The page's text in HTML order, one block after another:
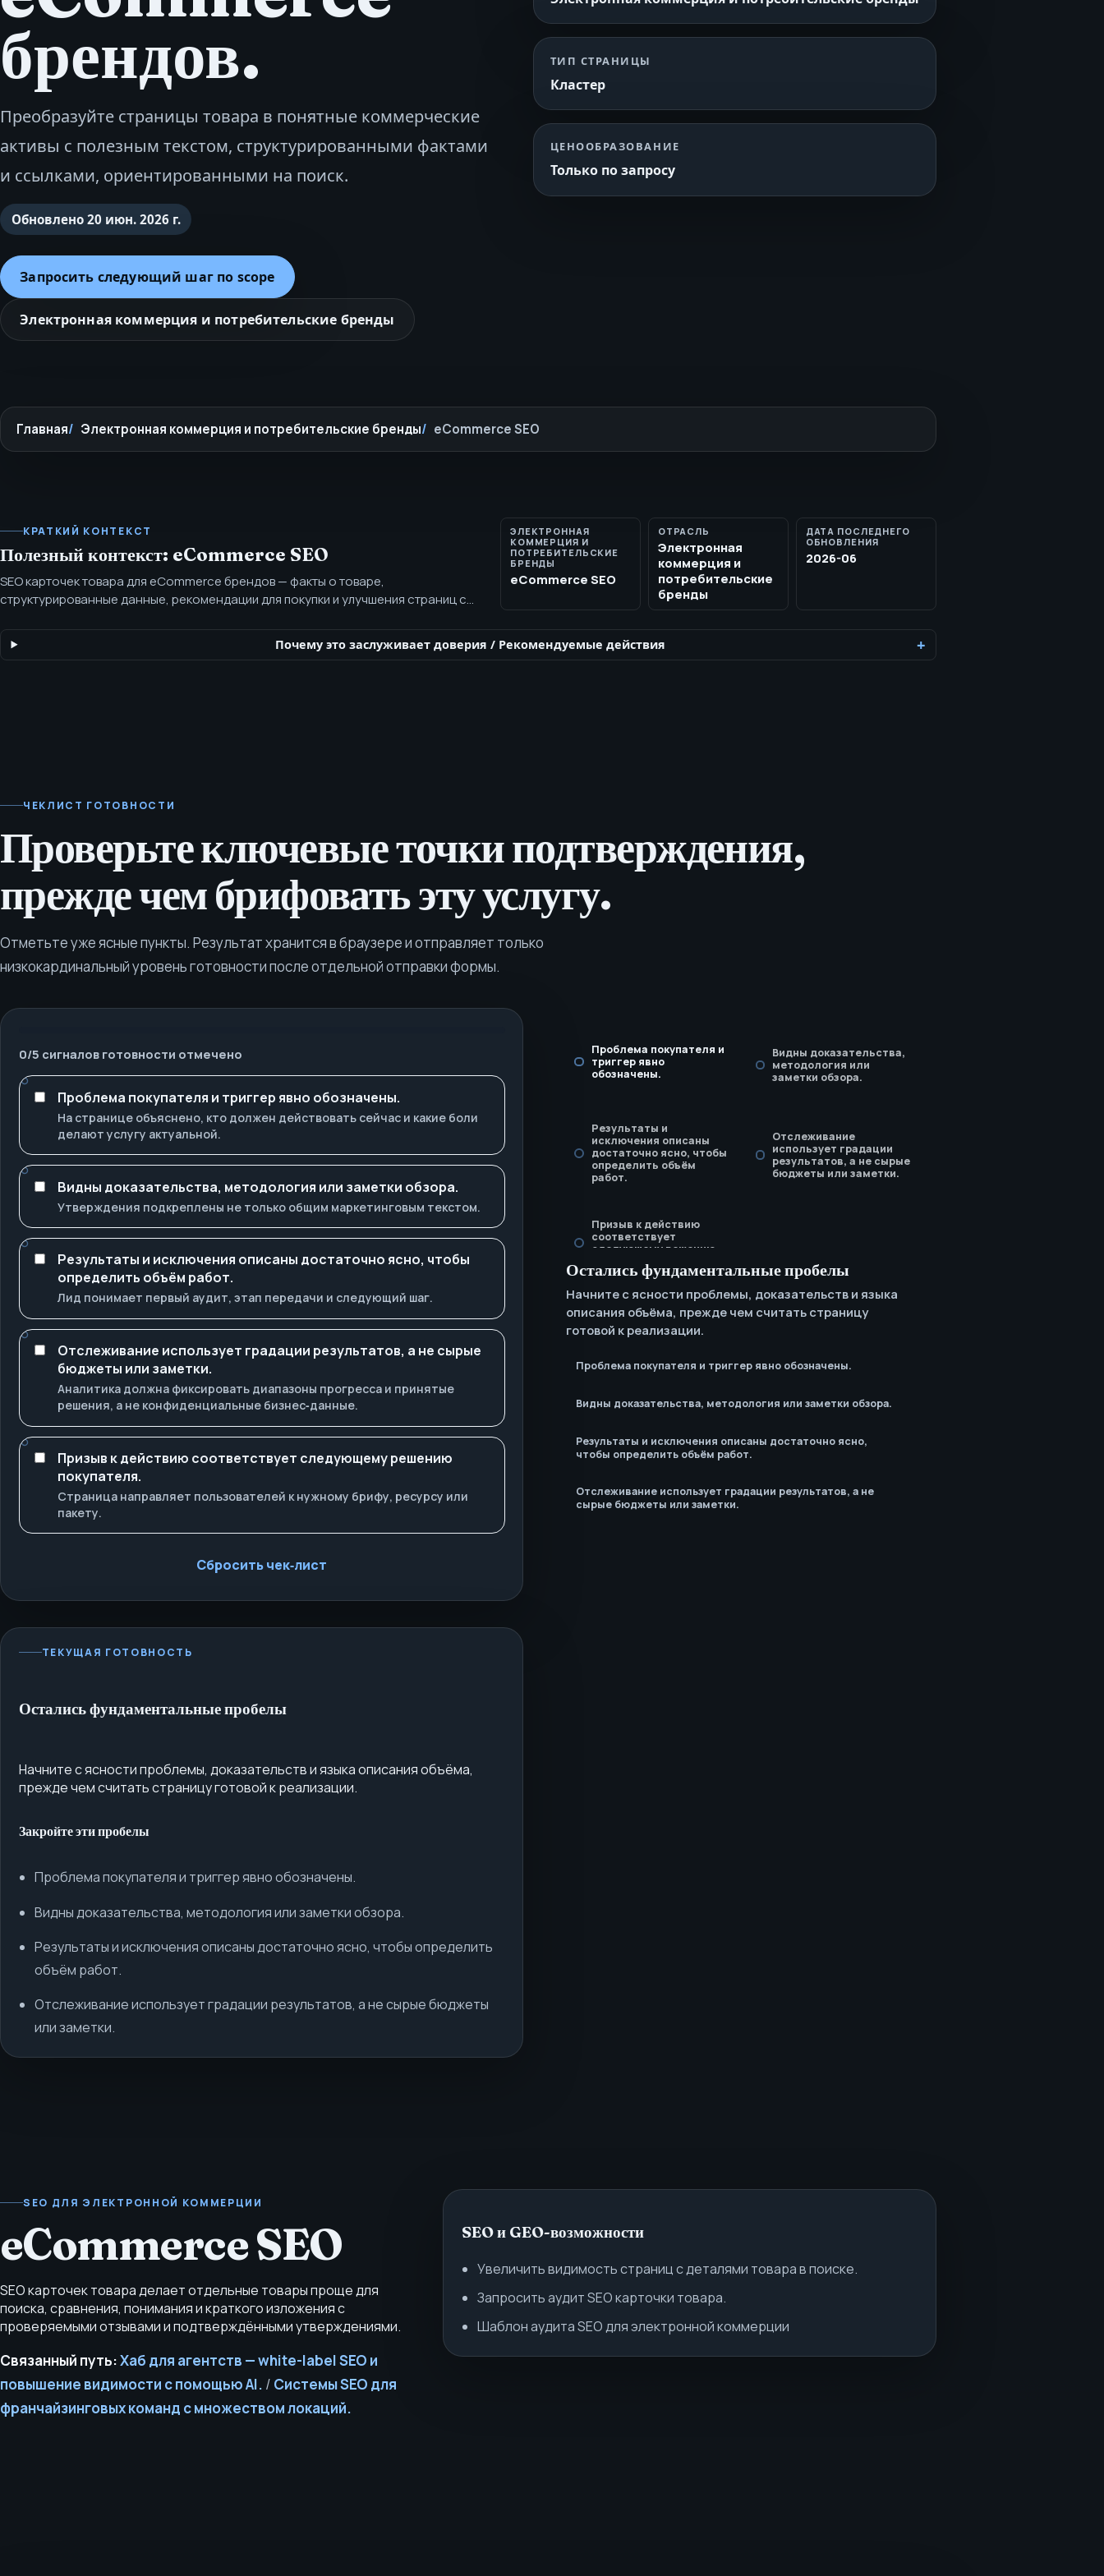
брендов.
Преобразуйте страницы товара в понятные коммерческие
активы с полезным текстом, структурированными фактами
и ссылками, ориентированными на поиск.
Обновлено 20 июн. 2026 г.
Запросить следующий шаг по scope
Электронная коммерция и потребительские бренды
ТИП СТРАНИЦЫ
Кластер
ЦЕНООБРАЗОВАНИЕ
Только по запросу
Главная Электронная коммерция и потребительские бренды eCommerce SEO
КРАТКИЙ КОНТЕКСТ
Полезный контекст: eCommerce SEO
SEO карточек товара для eCommerce брендов — факты о товаре,
структурированные данные, рекомендации для покупки и улучшения страниц с
поиска, сравнения, понимания и краткого изложения с проверяемыми отзывами
и подтверждёнными утверждениями.
ЭЛЕКТРОННАЯ
КОММЕРЦИЯ И
ПОТРЕБИТЕЛЬСКИЕ
БРЕНДЫ
eCommerce SEO
ОТРАСЛЬ
Электронная
коммерция и
потребительские
бренды
ДАТА ПОСЛЕДНЕГО
ОБНОВЛЕНИЯ
2026-06
Почему это заслуживает доверия / Рекомендуемые действия
ЧЕКЛИСТ ГОТОВНОСТИ
Проверьте ключевые точки подтверждения,
прежде чем брифовать эту услугу.
Отметьте уже ясные пункты. Результат хранится в браузере и отправляет только
низкокардинальный уровень готовности после отдельной отправки формы.
0/5 сигналов готовности отмечено
Проблема покупателя и триггер явно обозначены.
На странице объяснено, кто должен действовать сейчас и какие боли
делают услугу актуальной.
Видны доказательства, методология или заметки обзора.
Утверждения подкреплены не только общим маркетинговым текстом.
Результаты и исключения описаны достаточно ясно, чтобы
определить объём работ.
Лид понимает первый аудит, этап передачи и следующий шаг.
Отслеживание использует градации результатов, а не сырые
бюджеты или заметки.
Аналитика должна фиксировать диапазоны прогресса и принятые
решения, а не конфиденциальные бизнес‑данные.
Призыв к действию соответствует следующему решению
покупателя.
Страница направляет пользователей к нужному брифу, ресурсу или
пакету.
Сбросить чек‑лист
Проблема покупателя и
триггер явно
обозначены.
Видны доказательства,
методология или
заметки обзора.
Результаты и
исключения описаны
достаточно ясно, чтобы
определить объём
работ.
Отслеживание
использует градации
результатов, а не сырые
бюджеты или заметки.
Призыв к действию
соответствует
следующему решению
покупателя.
Остались фундаментальные пробелы
Начните с ясности проблемы, доказательств и языка
описания объёма, прежде чем считать страницу
готовой к реализации.
Проблема покупателя и триггер явно обозначены.
Видны доказательства, методология или заметки обзора.
Результаты и исключения описаны достаточно ясно,
чтобы определить объём работ.
Отслеживание использует градации результатов, а не
сырые бюджеты или заметки.
ТЕКУЩАЯ ГОТОВНОСТЬ
Остались фундаментальные пробелы
Начните с ясности проблемы, доказательств и языка описания объёма,
прежде чем считать страницу готовой к реализации.
Закройте эти пробелы
Проблема покупателя и триггер явно обозначены.
Видны доказательства, методология или заметки обзора.
Результаты и исключения описаны достаточно ясно, чтобы определить
объём работ.
Отслеживание использует градации результатов, а не сырые бюджеты
или заметки.
SEO ДЛЯ ЭЛЕКТРОННОЙ КОММЕРЦИИ
eCommerce SEO
SEO карточек товара делает отдельные товары проще для
поиска, сравнения, понимания и краткого изложения с
проверяемыми отзывами и подтверждёнными утверждениями.
Связанный путь:Хаб для агентств — white-label SEO и
повышение видимости с помощью AI. / Системы SEO для
франчайзинговых команд с множеством локаций.
SEO и GEO-возможности
Увеличить видимость страниц с деталями товара в поиске.
Запросить аудит SEO карточки товара.
Шаблон аудита SEO для электронной коммерции